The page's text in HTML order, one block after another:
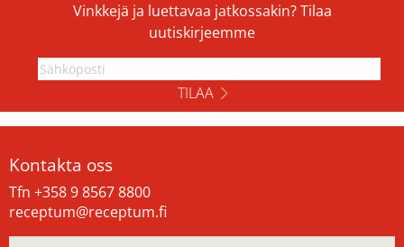
Vinkkejä ja luettavaa jatkossakin? Tilaa
uutiskirjeemme
TILAA
Kontakta oss
Tfn +358 9 8567 8800
receptum@receptum.fi